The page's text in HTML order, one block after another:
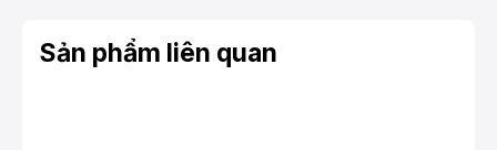
Sản phẩm liên quan